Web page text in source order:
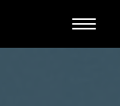
Toggle